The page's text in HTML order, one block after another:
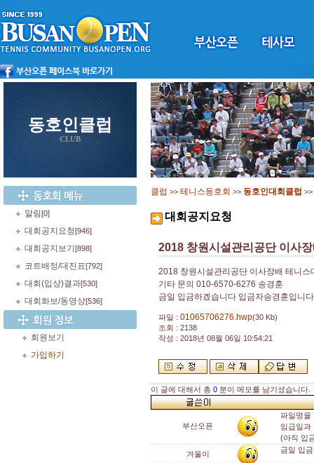
동호인클럽
CLUB
알림[0]
대회공지요청[946]
대회공지보기 [898]
코트배정/대진표[792]
대회(입상)결과[530]
대회화보/동영상[536]
회원보기
가입하기
클럽 >> 테니스동호회 >> 동호인대회클럽 >>
대회공지요청
2018 창원시설관리공단 이사
2018 창원시설관리공단 이사장배 테니스
기타 문의 010-6570-6276 송경훈
금일 입금하겠습니다 입금자송경훈입니다
파일 : 01065706276.hwp(30 Kb)
조회 : 2138
작성 : 2018년 08월 06일 10:54:21
이 글에 대해서 총 0 분이 메모를 남기셨습니다.
부산오픈
파일명을
임급일과
(아직 입
겨울이
금일 입